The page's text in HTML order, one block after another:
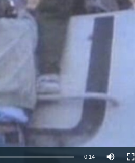
available
0:14